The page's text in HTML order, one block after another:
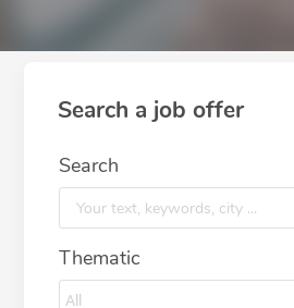
Search a job offer
Search
Thematic